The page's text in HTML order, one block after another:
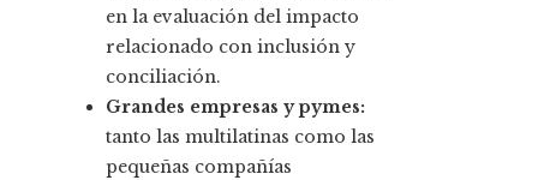
en la evaluación del impacto
relacionado con inclusión y
conciliación.
Grandes empresas y pymes:
tanto las multilatinas como las
pequeñas compañías